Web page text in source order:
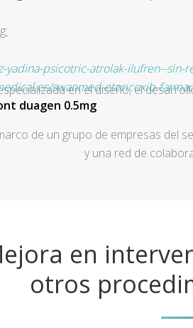
psicotric-atrolak-ilufren--sin-
swanmed-etoricoxib-
duagen 0.5mg
en el diseño, el
de un grupo de empresas del
y una red de
en
otros